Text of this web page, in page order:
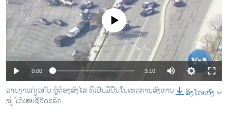
ຊຸມຊົນຊາວລາວ
ວິທະຍາສາດ-ເທັກໂນໂລຈີ
ທຸລະກິດ
ພາສາອັງກິດ
ວີດີໂອ
ສຽງ
No media source currently available
0:00 3:10
ລິງໂດຍກົງ
ລາຍງານກ່ຽວກັບ ຜູ້ຕ້ອງສົງໄສ ທີ່ເປັນມືປືນໃນເຫດການສັງຫານ
ໝູ່ ໄດ້ເສຍຊີວິດແລ້ວ.